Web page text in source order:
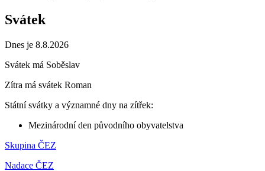
Svátek
Dnes je 8.8.2026
Svátek má Soběslav
Zítra má svátek Roman
Státní svátky a významné dny na zítřek:
Mezinárodní den původního obyvatelstva
Skupina ČEZ
Nadace ČEZ